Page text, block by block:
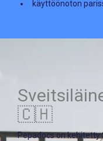
käyttöönoton
🇨🇭
Pepadocs on